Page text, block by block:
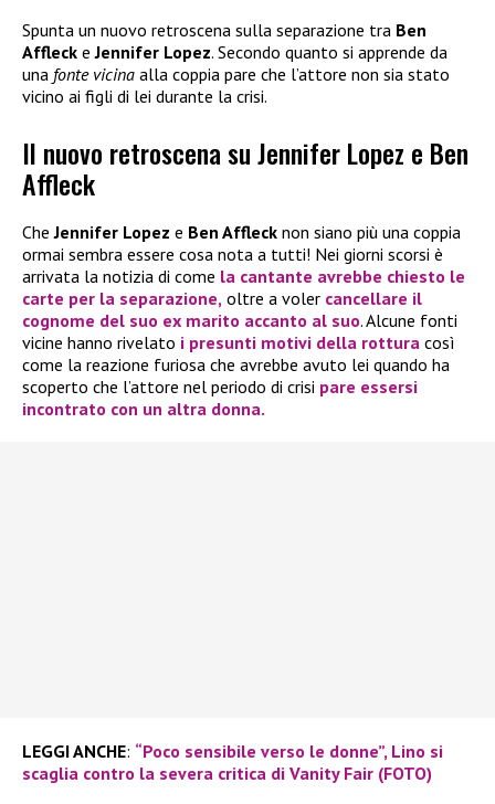
Spunta un nuovo retroscena sulla separazione tra Ben
Affleck eJennifer Lopez. Secondo quanto si apprende da
una fonte vicina alla coppia pare che l’attore non sia stato
vicino ai figli di lei durante la crisi.
Il nuovo retroscena su Jennifer Lopez e Ben
Affleck
CheJennifer Lopez e Ben Affleck non siano più una coppia
ormai sembra essere cosa nota a tutti! Nei giorni scorsi è
arrivata la notizia di come la cantante avrebbe chiesto le
carte per la separazione, oltre a voler cancellare il
cognome del suo ex marito accanto al suo. Alcune fonti
vicine hanno rivelato i presunti motivi della rottura così
come la reazione furiosa che avrebbe avuto lei quando ha
scoperto che l’attore nel periodo di crisi pare essersi
incontrato con un altra donna.
LEGGI ANCHE: “Poco sensibile verso le donne”, Lino si
scaglia contro la severa critica di Vanity Fair (FOTO)